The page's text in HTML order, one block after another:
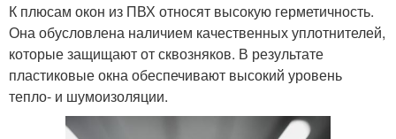
К плюсам окон из ПВХ относят высокую герметичность.
Она обусловлена наличием качественных уплотнителей,
которые защищают от сквозняков. В результате
пластиковые окна обеспечивают высокий уровень
тепло- и шумоизоляции.